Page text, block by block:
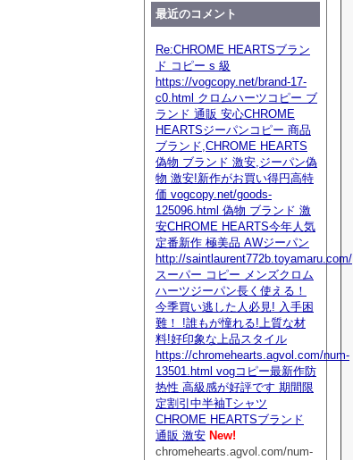
最近のコメント
Re:CHROME HEARTSブラン
ド コピー s 級
https://vogcopy.net/brand-17-
c0.html クロムハーツコピー ブ
ランド 通販 安心CHROME
HEARTSジーパンコピー 商品
ブランド,CHROME HEARTS
偽物 ブランド 激安,ジーパン偽
物 激安!新作がお買い得円高特
価 vogcopy.net/goods-
125096.html 偽物 ブランド 激
安CHROME HEARTS今年人気
定番新作 極美品 AWジーパン
http://saintlaurent772b.toyamaru.com/
スーパー コピー メンズクロム
ハーツジーパン長く使える！
今季買い逃した人必見! 入手困
難！ !誰もが憧れる!上質な材
料!好印象な上品スタイル
https://chromehearts.agvol.com/num-
13501.html vogコピー最新作防
热性 高級感が好評です 期間限
定割引中半袖Tシャツ
CHROME HEARTSブランド
通販 激安 New!
chromehearts.agvol.com/num-